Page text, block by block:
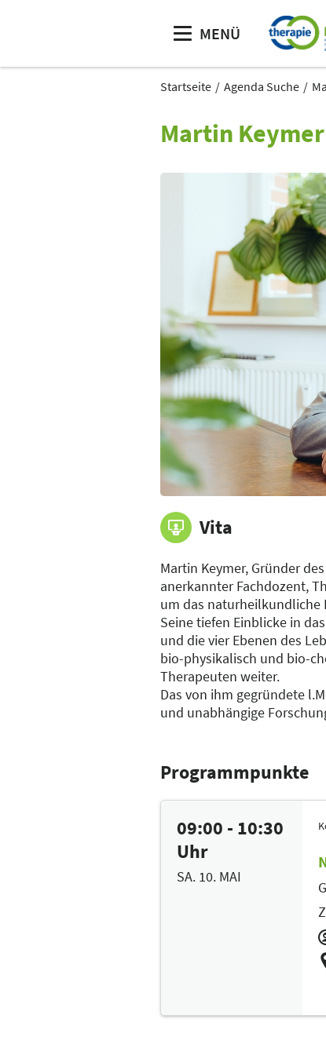
MENÜ
Startseite Agenda Suche
Martin Keymer
Vita
Martin Keymer, Gründer
anerkannter Fachdozent,
um das naturheilkundliche
Seine tiefen Einblicke in
und die vier Ebenen des
bio-physikalisch und bio-
Therapeuten weiter.
Das von ihm gegründete
und unabhängige
Programmpunkte
09:00 - 10:30
Uhr
SA. 10. MAI